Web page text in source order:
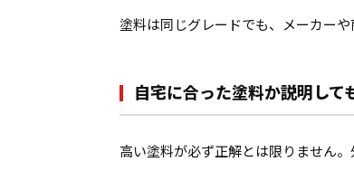
塗料は同じグレードでも、メーカー
自宅に合った塗料か説明して
高い塗料が必ず正解とは限りません